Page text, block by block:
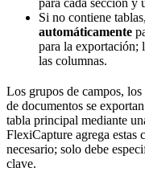
Si no contiene
automáticamente
para la exportación;
las columnas.
Los grupos de campos,
de documentos se
tabla principal mediante
FlexiCapture agrega estas
necesario; solo debe
clave.